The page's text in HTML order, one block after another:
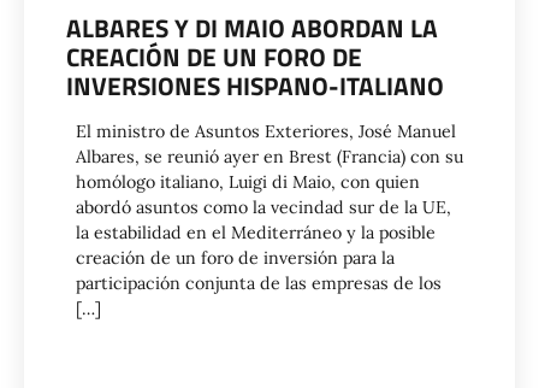
ALBARES Y DI MAIO ABORDAN LA
CREACIÓN DE UN FORO DE
INVERSIONES HISPANO-ITALIANO
El ministro de Asuntos Exteriores, José Manuel
Albares, se reunió ayer en Brest (Francia) con su
homólogo italiano, Luigi di Maio, con quien
abordó asuntos como la vecindad sur de la UE,
la estabilidad en el Mediterráneo y la posible
creación de un foro de inversión para la
participación conjunta de las empresas de los
[…]